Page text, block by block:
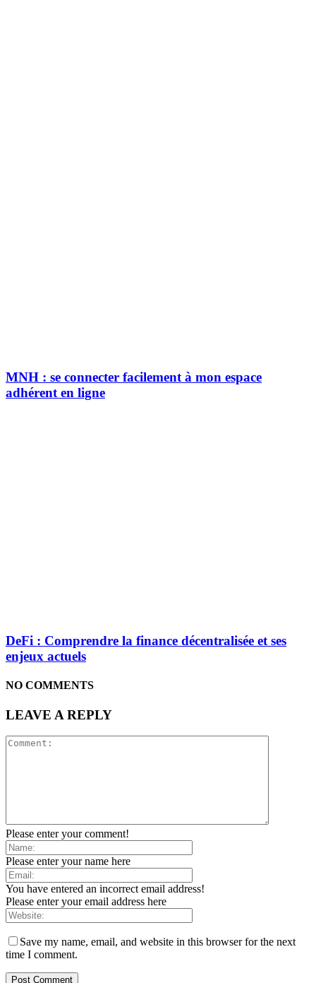
MNH : se connecter facilement à mon espace
adhérent en ligne
DeFi : Comprendre la finance décentralisée et ses
enjeux actuels
NO COMMENTS
LEAVE A REPLY
Please enter your comment!
Please enter your name here
You have entered an incorrect email address!
Please enter your email address here
Save my name, email, and website in this browser for the next
time I comment.